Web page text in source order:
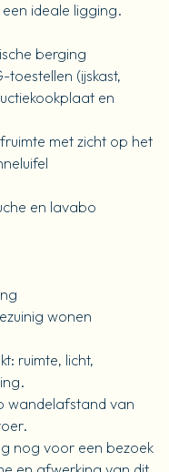
ideale ligging.
berging
toestellen (ijskast,
en
met zicht op het
en lavabo
wonen
ruimte, licht,
wandelafstand van
nog voor een bezoek